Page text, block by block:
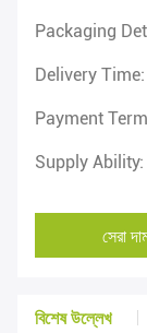
Packaging
Delivery Time:
Payment
Supply Ability:
সেরা
বিশেষ উল্লেখ